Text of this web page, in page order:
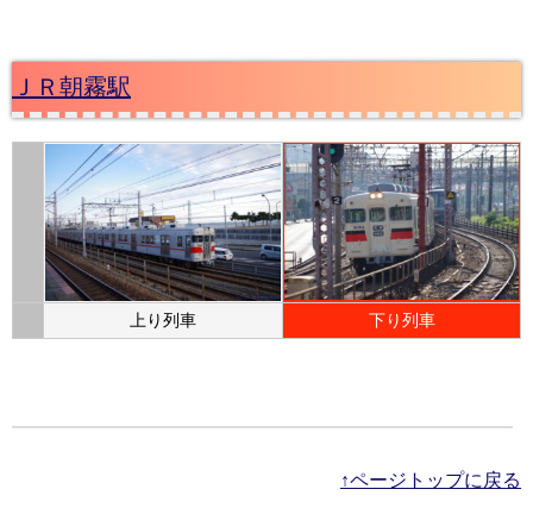
ＪＲ朝霧駅
上り列車 下り列車
↑ページトップに戻る